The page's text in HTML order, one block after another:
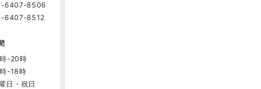
6407-8506
6407-8512
-20時
-18時
日・祝日